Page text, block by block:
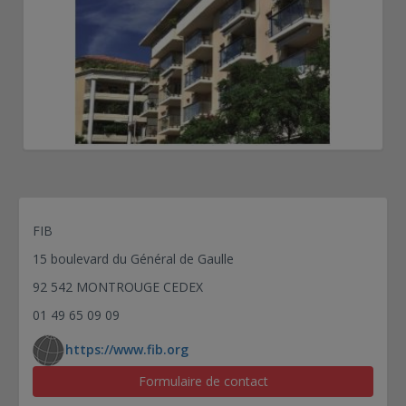
Balcons industrialisés en béton - ITI - Caniveau - sans
garde corps - (prédalle)
Balcons industrialisés en béton - ITI - Caniveau - sans
garde corps - (prédalle)
Balcons industrialisés en béton - ITI - Trop plein -
provisoire - accessible aux handicapés - (prédalle)
Balcons industrialisés en béton - ITI - Trop plein -
provisoire - accessible aux handicapés - (prédalle)
garde corps - (dalle pleine)
Balcons industrialisés en béton - ITE - Caniveau - sans
Balcons industrialisés en béton - ITE - Trop plein -
garde corps intégré - accessible aux handicapés - (dalle
pleine)
FIB
15 boulevard du Général de Gaulle
92 542 MONTROUGE CEDEX
01 49 65 09 09
https://www.fib.org
Formulaire de contact